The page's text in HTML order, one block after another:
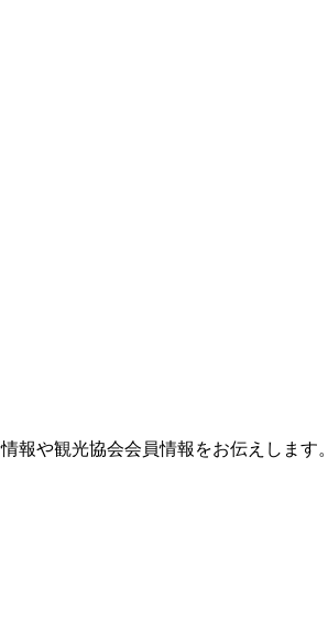
報や観光協会会員情報をお伝えします。